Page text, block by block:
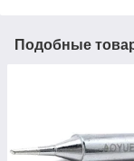
Подобные